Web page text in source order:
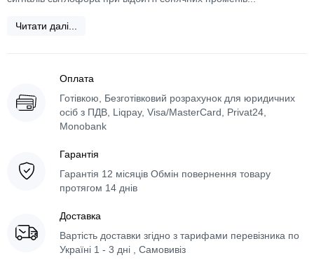
Читати далі...
Оплата
Готівкою, Безготівковий розрахунок для юридичних
осіб з ПДВ, Liqpay, Visa/MasterCard, Privat24,
Monobank
Гарантія
Гарантія 12 місяців Обмін повернення товару
протягом 14 днів
Доставка
Вартість доставки згідно з тарифами перевізника по
Україні 1 - 3 дні , Самовивіз